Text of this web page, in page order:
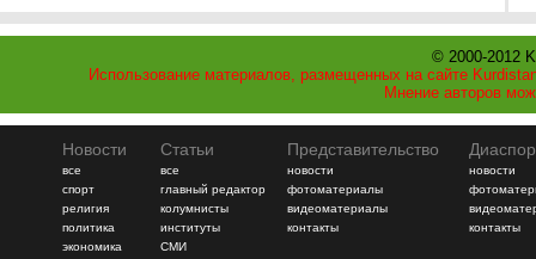
© 2000-2012
Использование материалов, размещенных на сайте
Мнение авторов
Новости
все
спорт
религия
политика
экономика
Статьи
все
главный редактор
колумнисты
институты
СМИ
Представительство
новости
фотоматериалы
видеоматериалы
контакты
новости
контакты